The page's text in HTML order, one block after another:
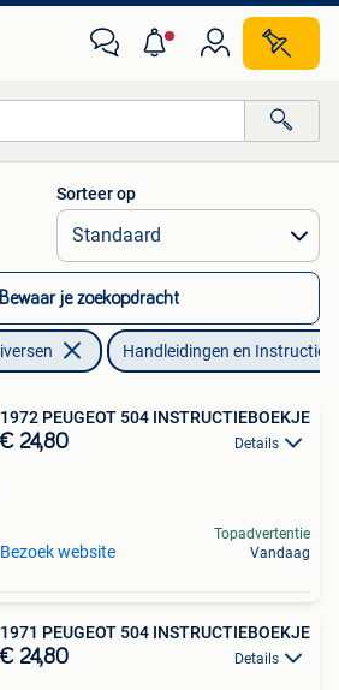
Alle afstanden…
Sorteer op
Bewaar je zoekopdracht
Handleidingen en
1972 PEUGEOT 504 INSTRUCTIEBOEKJE
€ 24,80 Details
Bezoek website
Topadvertentie
Vandaag
1971 PEUGEOT 504 INSTRUCTIEBOEKJE
€ 24,80 Details